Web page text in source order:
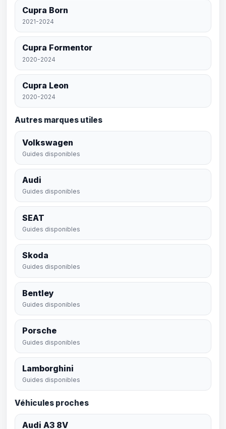
Cupra Born
2021-2024
Cupra Formentor
2020-2024
Cupra Leon
2020-2024
Autres marques utiles
Volkswagen
Guides disponibles
Audi
Guides disponibles
SEAT
Guides disponibles
Skoda
Guides disponibles
Bentley
Guides disponibles
Porsche
Guides disponibles
Lamborghini
Guides disponibles
Véhicules proches
Audi A3 8V